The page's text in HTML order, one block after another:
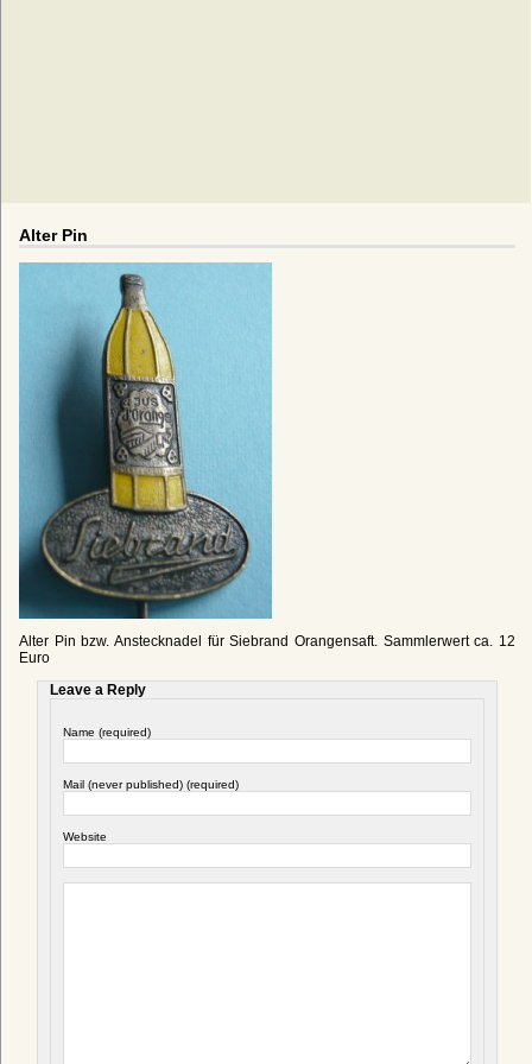
Alter Pin
Alter Pin bzw. Anstecknadel für Siebrand Orangensaft. Sammlerwert ca. 12
Euro
Leave a Reply
Name (required)
Mail (never published) (required)
Website